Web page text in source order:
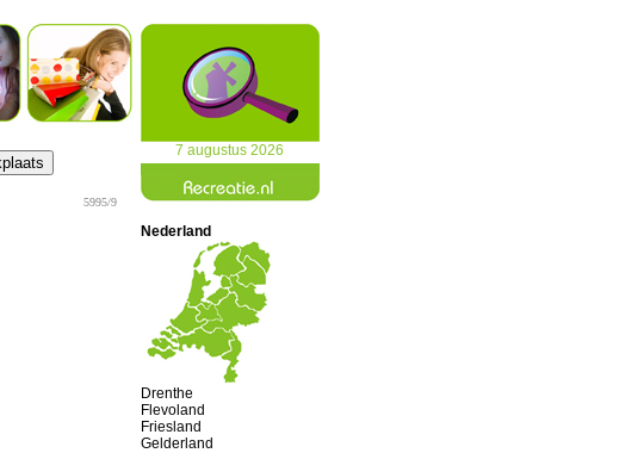
7 augustus 2026
5995/9
Nederland
Drenthe
Flevoland
Friesland
Gelderland